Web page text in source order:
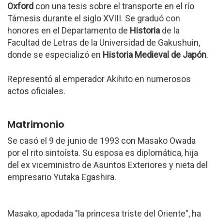
Oxford con una tesis sobre el transporte en el río
Támesis durante el siglo XVIII. Se graduó con
honores en el Departamento de Historia de la
Facultad de Letras de la Universidad de Gakushuin,
donde se especializó en Historia Medieval de Japón.
Representó al emperador Akihito en numerosos
actos oficiales.
Matrimonio
Se casó el 9 de junio de 1993 con Masako Owada
por el rito sintoísta. Su esposa es diplomática, hija
del ex viceministro de Asuntos Exteriores y nieta del
empresario Yutaka Egashira.
Masako, apodada "la princesa triste del Oriente", ha